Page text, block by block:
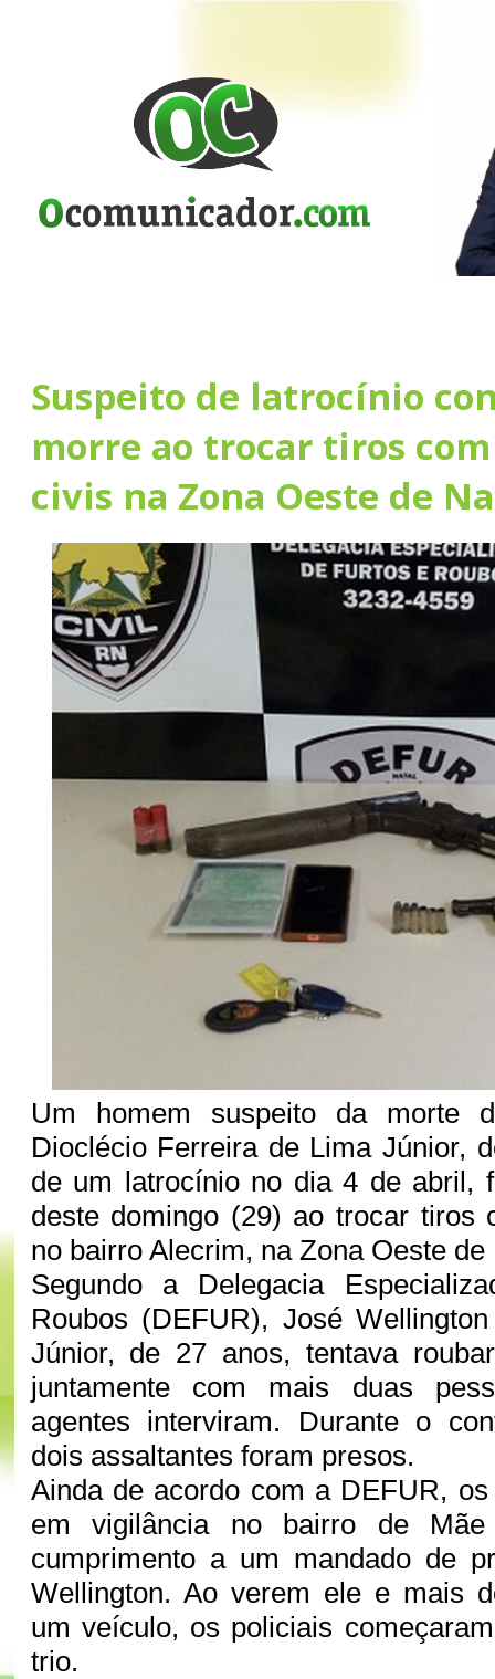
Suspeito de latrocínio
morre ao trocar tiros
civis na Zona Oeste de
Um homem suspeito da morte
Dioclécio Ferreira de Lima Júnior,
de um latrocínio no dia 4 de abril,
deste domingo (29) ao trocar tiros
no bairro Alecrim, na Zona Oeste
Segundo a Delegacia
Roubos (DEFUR), José
Júnior, de 27 anos, tentava
juntamente com mais duas
agentes interviram. Durante o
dois assaltantes foram presos.
Ainda de acordo com a DEFUR,
em vigilância no bairro de
cumprimento a um mandado de
Wellington. Ao verem ele e mais
um veículo, os policiais
trio.